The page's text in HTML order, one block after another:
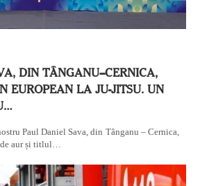
DIN TÂNGANU–CERNICA,
EUROPEAN LA JU-JITSU. UN
Paul Daniel Sava, din Tânganu – Cernica,
de aur și titlul…